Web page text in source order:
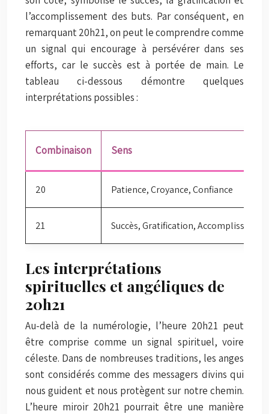
l’accomplissement des buts. Par conséquent, en
remarquant 20h21, on peut le comprendre comme
un signal qui encourage à persévérer dans ses
efforts, car le succès est à portée de main. Le
tableau ci-dessous démontre quelques
interprétations possibles :
Combinaison Sens
20 Patience, Croyance, Confiance
21 Succès, Gratification,
Les interprétations
spirituelles et angéliques de
20h21
Au-delà de la numérologie, l’heure 20h21 peut
être comprise comme un signal spirituel, voire
céleste. Dans de nombreuses traditions, les anges
sont considérés comme des messagers divins qui
nous guident et nous protègent sur notre chemin.
L’heure miroir 20h21 pourrait être une manière